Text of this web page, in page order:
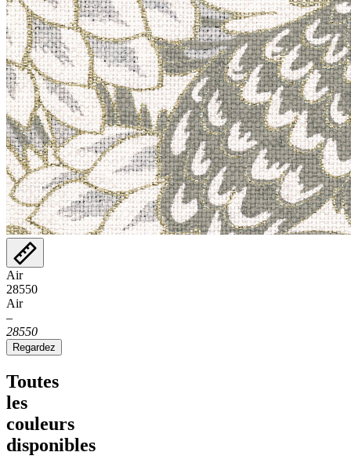
Air
28550
Air
–
28550
Regardez
Toutes
les
couleurs
disponibles